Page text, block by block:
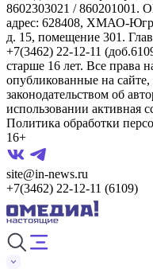
8602303021 / 860201001.
адрес: 628408, ХМАО-
д. 15, помещение 301.
+7(3462) 22-12-11
старше 16 лет. Все права
опубликованные на
законодательством об
использовании активная
Политика обработки
16+
site@in-news.ru
+7(3462) 22-12-11 (6109)